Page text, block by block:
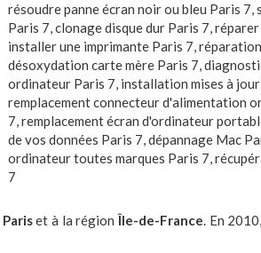
résoudre panne écran noir ou bleu Paris 7,
Paris 7,clonage disque dur Paris 7,
installer une imprimante Paris 7,
désoxydation carte mère Paris 7,
ordinateur Paris 7, installation mises à
remplacement connecteur d'alimentation
7,remplacement écran d'ordinateur
de vos données Paris 7,dépannage Mac
ordinateur toutes marques Paris 7,
7
Pariset à la régionÎle-de-France. En